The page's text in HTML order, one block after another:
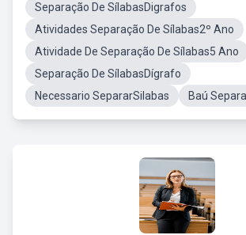
Separação De SílabasDigrafos
Atividades Separação De Sílabas2º Ano
Atividade De Separação De Sílabas5 Ano
Separação De SílabasDígrafo
Necessario SepararSilabas
Baú